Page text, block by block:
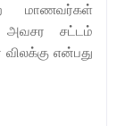
மாணவர்கள்
அவசர சட்டம்
என்பது